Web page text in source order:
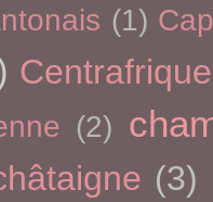
(1)
Centrafrique
(2)
(3)